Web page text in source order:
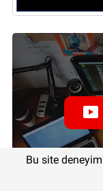
Bu site